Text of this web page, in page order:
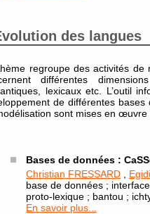
des langues
regroupe des activités de
différentes
lexicaux etc. L’outil
de différentes bases
sont mises en œuvre
Bases de données :
Christian FRESSARD
base de données ;
proto-lexique ; bantou ;
En savoir plus...